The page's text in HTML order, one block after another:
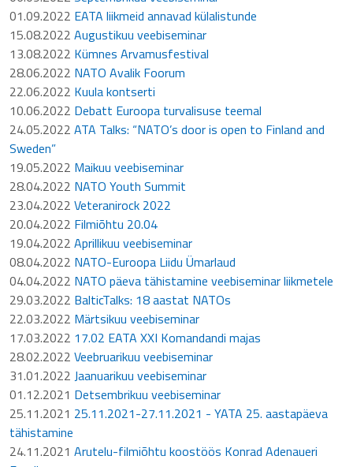
01.09.2022 EATA liikmeid annavad külalistunde
15.08.2022 Augustikuu veebiseminar
13.08.2022 Kümnes Arvamusfestival
28.06.2022 NATO Avalik Foorum
22.06.2022 Kuula kontserti
10.06.2022 Debatt Euroopa turvalisuse teemal
24.05.2022 ATA Talks: “NATO’s door is open to Finland and
Sweden”
19.05.2022 Maikuu veebiseminar
28.04.2022 NATO Youth Summit
23.04.2022 Veteranirock 2022
20.04.2022 Filmiõhtu 20.04
19.04.2022 Aprillikuu veebiseminar
08.04.2022 NATO-Euroopa Liidu Ümarlaud
04.04.2022 NATO päeva tähistamine veebiseminar liikmetele
29.03.2022 BalticTalks: 18 aastat NATOs
22.03.2022 Märtsikuu veebiseminar
17.03.2022 17.02 EATA XXI Komandandi majas
28.02.2022 Veebruarikuu veebiseminar
31.01.2022 Jaanuarikuu veebiseminar
01.12.2021 Detsembrikuu veebiseminar
25.11.2021 25.11.2021-27.11.2021 - YATA 25. aastapäeva
tähistamine
24.11.2021 Arutelu-filmiõhtu koostöös Konrad Adenaueri